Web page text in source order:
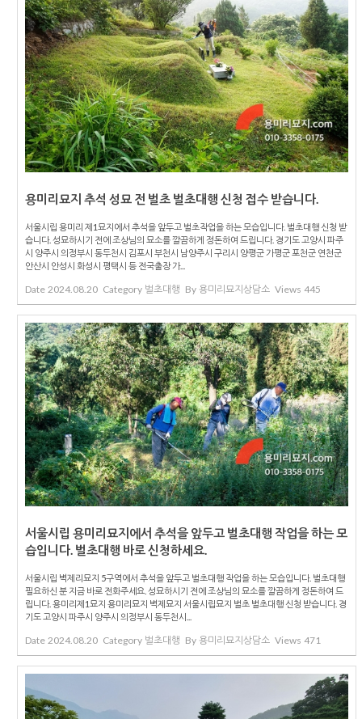
용미리묘지 추석 성묘 전 벌초 벌초대행 신청 접수 받습니다.
서울시립 용미리 제1묘지에서 추석을 앞두고 벌초작업을 하는 모습입니다. 벌초대행 신청 받
습니다. 성묘하시기 전에 조상님의 묘소를 깔끔하게 정돈하여 드립니다. 경기도 고양시 파주
시 양주시 의정부시 동두천시 김포시 부천시 남양주시 구리시 양평군 가평군 포천군 연천군
안산시 안성시 화성시 평택시 등 전국출장 가...
Date 2024.08.20 Category 벌초대행 By 용미리묘지상담소 Views 445
서울시립 용미리묘지에서 추석을 앞두고 벌초대행 작업을 하는 모
습입니다. 벌초대행 바로 신청하세요.
서울시립 벽제리묘지 5구역에서 추석을 앞두고 벌초대행 작업을 하는 모습입니다. 벌초대행
필요하신 분 지금 바로 전화주세요. 성묘하시기 전에 조상님의 묘소를 깔끔하게 정돈하여 드
립니다. 용미리제1묘지 용미리묘지 벽제묘지 서울시립묘지 벌초 벌초대행 신청 받습니다. 경
기도 고양시 파주시 양주시 의정부시 동두천시...
Date 2024.08.20 Category 벌초대행 By 용미리묘지상담소 Views 471